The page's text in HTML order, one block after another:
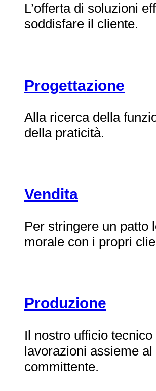
L’offerta di soluzioni
soddisfare il cliente.
Progettazione
Alla ricerca della
della praticità.
Vendita
Per stringere un patto
morale con i propri
Produzione
Il nostro ufficio
lavorazioni assieme al
committente.